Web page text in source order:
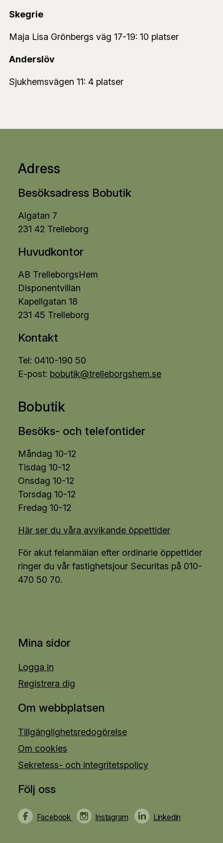
Skegrie
Maja Lisa Grönbergs väg 17-19: 10 platser
Anderslöv
Sjukhemsvägen 11: 4 platser
Adress
Besöksadress Bobutik
Algatan 7
231 42 Trelleborg
Huvudkontor
AB TrelleborgsHem
Disponentvillan
Kapellgatan 18
231 45 Trelleborg
Kontakt
Tel: 0410-190 50
E-post: bobutik@trelleborgshem.se
Bobutik
Besöks- och telefontider
Måndag 10-12
Tisdag 10-12
Onsdag 10-12
Torsdag 10-12
Fredag 10-12
Här ser du våra avvikande öppettider
För akut felanmälan efter ordinarie öppettider
ringer du vår fastighetsjour Securitas på 010-
470 50 70.
Mina sidor
Logga in
Registrera dig
Om webbplatsen
Tillgänglighetsredogörelse
Om cookies
Sekretess- och integritetspolicy
Följ oss
Facebook Instagram Linkedin